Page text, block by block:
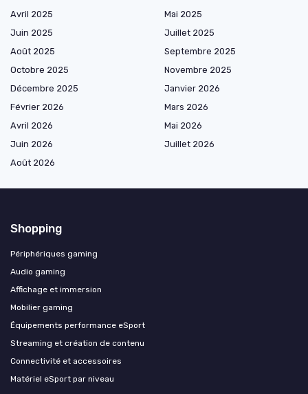
Avril 2025
Mai 2025
Juin 2025
Juillet 2025
Août 2025
Septembre 2025
Octobre 2025
Novembre 2025
Décembre 2025
Janvier 2026
Février 2026
Mars 2026
Avril 2026
Mai 2026
Juin 2026
Juillet 2026
Août 2026
Shopping
Périphériques gaming
Audio gaming
Affichage et immersion
Mobilier gaming
Équipements performance eSport
Streaming et création de contenu
Connectivité et accessoires
Matériel eSport par niveau